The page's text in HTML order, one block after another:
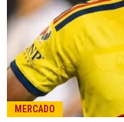
MERCADO